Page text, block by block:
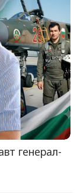
генерал-